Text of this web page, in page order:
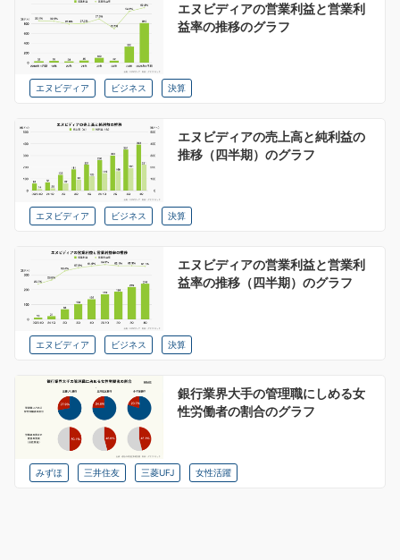
エヌビディアの営業利益と営業利
益率の推移のグラフ
エヌビディア ビジネス 決算
エヌビディアの売上高と純利益の
推移（四半期）のグラフ
エヌビディア ビジネス 決算
エヌビディアの営業利益と営業利
益率の推移（四半期）のグラフ
エヌビディア ビジネス 決算
銀行業界大手の管理職にしめる女
性労働者の割合のグラフ
みずほ 三井住友 三菱UFJ 女性活躍